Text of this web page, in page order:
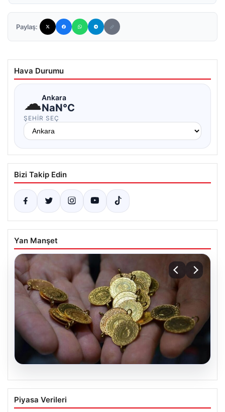
Paylaş:
Hava Durumu
☁Ankara
NaN°C
ŞEHIR SEÇ
Bizi Takip Edin
Yan Manşet
05.08.2026
Altın fiyatları canlı 14 Nisan 2026: Altın
fiyatları ne kadar oldu? Gram, çeyrek,
Piyasa Verileri